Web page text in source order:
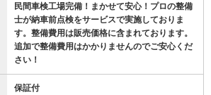
民間車検工場完備！まかせて安心！プロの整備
士が納車前点検をサービスで実施しておりま
す。整備費用は販売価格に含まれております。
追加で整備費用はかかりませんのでご安心くだ
さい！
保証付